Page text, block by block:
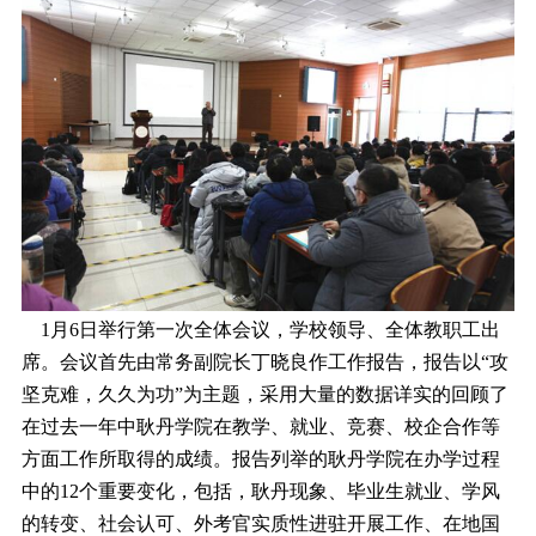
1月6日举行第一次全体会议，学校领导、全体教职工出
席。会议首先由常务副院长丁晓良作工作报告，报告以“攻
坚克难，久久为功”为主题，采用大量的数据详实的回顾了
在过去一年中耿丹学院在教学、就业、竞赛、校企合作等
方面工作所取得的成绩。报告列举的耿丹学院在办学过程
中的12个重要变化，包括，耿丹现象、毕业生就业、学风
的转变、社会认可、外考官实质性进驻开展工作、在地国